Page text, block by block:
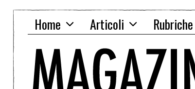
Home Articoli Rubriche